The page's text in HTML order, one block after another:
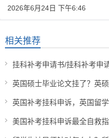
2026年6月24日 下午6:46
相关推荐
挂科补考申请书/挂科补考申
英国硕士毕业论文挂了？英
美国补考挂科申诉最全自救